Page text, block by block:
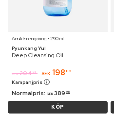
Ansiktsrengöring ⋅ 290 ml
Pyunkang Yul
Deep Cleansing Oil
SEK 204 95 SEK 198 80
Kampanjpris
Normalpris: SEK 389 95
KÖP